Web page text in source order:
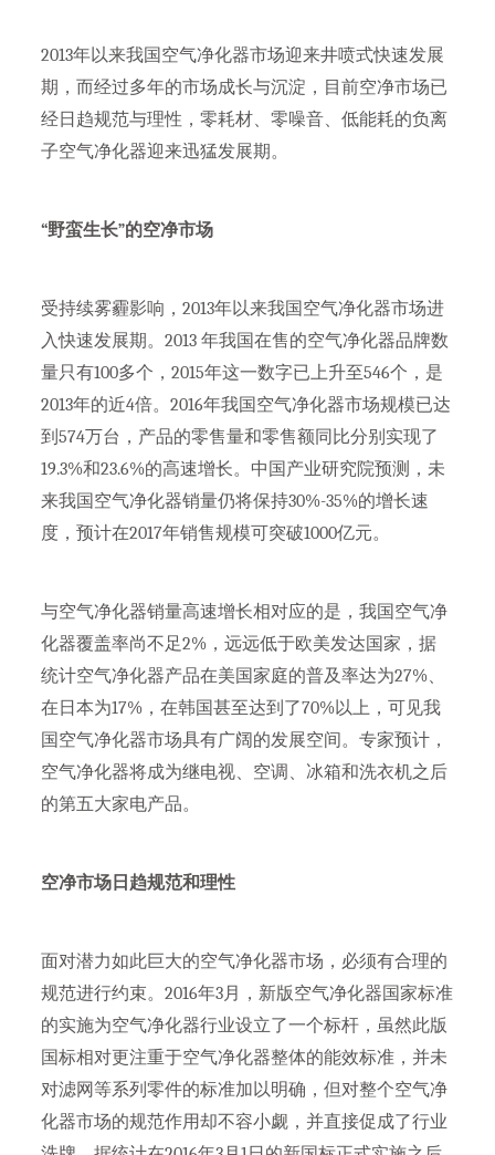
2013年以来我国空气净化器市场迎来井喷式快速发展
期，而经过多年的市场成长与沉淀，目前空净市场已
经日趋规范与理性，零耗材、零噪音、低能耗的负离
子空气净化器迎来迅猛发展期。
“野蛮生长”的空净市场
受持续雾霾影响，2013年以来我国空气净化器市场进
入快速发展期。2013 年我国在售的空气净化器品牌数
量只有100多个，2015年这一数字已上升至546个，是
2013年的近4倍。2016年我国空气净化器市场规模已达
到574万台，产品的零售量和零售额同比分别实现了
19.3%和23.6%的高速增长。中国产业研究院预测，未
来我国空气净化器销量仍将保持30%-35%的增长速
度，预计在2017年销售规模可突破1000亿元。
与空气净化器销量高速增长相对应的是，我国空气净
化器覆盖率尚不足2%，远远低于欧美发达国家，据
统计空气净化器产品在美国家庭的普及率达为27%、
在日本为17%，在韩国甚至达到了70%以上，可见我
国空气净化器市场具有广阔的发展空间。专家预计，
空气净化器将成为继电视、空调、冰箱和洗衣机之后
的第五大家电产品。
空净市场日趋规范和理性
面对潜力如此巨大的空气净化器市场，必须有合理的
规范进行约束。2016年3月，新版空气净化器国家标准
的实施为空气净化器行业设立了一个标杆，虽然此版
国标相对更注重于空气净化器整体的能效标准，并未
对滤网等系列零件的标准加以明确，但对整个空气净
化器市场的规范作用却不容小觑，并直接促成了行业